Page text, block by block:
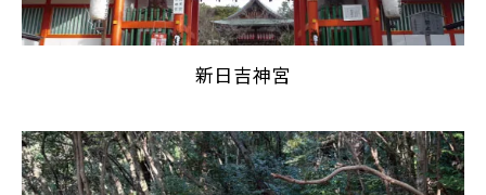
新日吉神宮